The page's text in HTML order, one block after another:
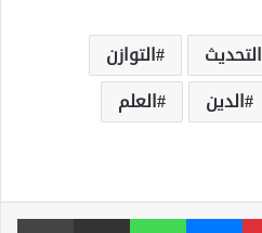
التحديث
التوازن
الدين
العلم
بينتيريست ماسنجر واتساب مشاركة عبر البريد